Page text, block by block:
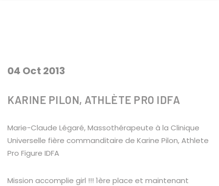
04 Oct 2013
KARINE PILON, ATHLÈTE PRO IDFA
Marie-Claude Légaré, Massothérapeute à la Clinique
Universelle fière commanditaire de Karine Pilon, Athlete
Pro Figure IDFA
Mission accomplie girl !!! 1ère place et maintenant